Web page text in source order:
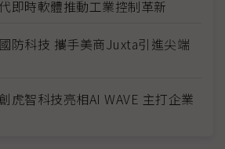
即時軟體推動工業控制革新
防科技 攜手美商Juxta引進尖端
虎智科技亮相AI WAVE 主打企業